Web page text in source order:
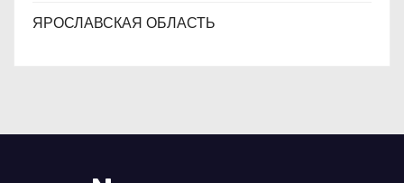
ЯРОСЛАВСКАЯ ОБЛАСТЬ